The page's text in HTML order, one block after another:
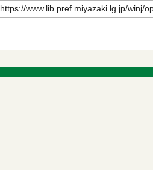
https://www.lib.pref.miyazaki.lg.jp/winj/